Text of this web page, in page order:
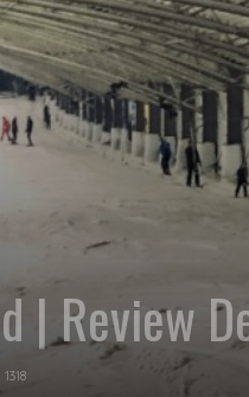
| Review
1318